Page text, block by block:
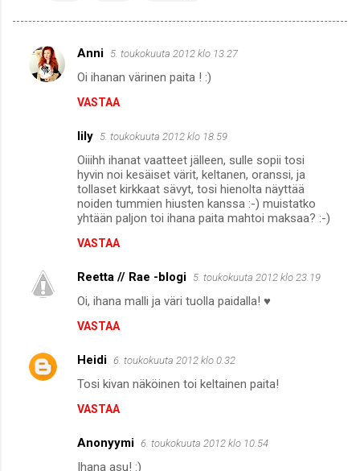
K
o
Anni 5. toukokuuta 2012 klo 13.27
Oi ihanan värinen paita ! :)
VASTAA
lily 5. toukokuuta 2012 klo 18.59
Oiiihh ihanat vaatteet jälleen, sulle sopii tosi
hyvin noi kesäiset värit, keltanen, oranssi, ja
tollaset kirkkaat sävyt, tosi hienolta näyttää
noiden tummien hiusten kanssa :-) muistatko
yhtään paljon toi ihana paita mahtoi maksaa? :-)
VASTAA
Reetta // Rae -blogi 5. toukokuuta 2012 klo 23.19
Oi, ihana malli ja väri tuolla paidalla! ♥
VASTAA
Heidi 6. toukokuuta 2012 klo 0.32
Tosi kivan näköinen toi keltainen paita!
VASTAA
Anonyymi 6. toukokuuta 2012 klo 10.54
Ihana asu! :)